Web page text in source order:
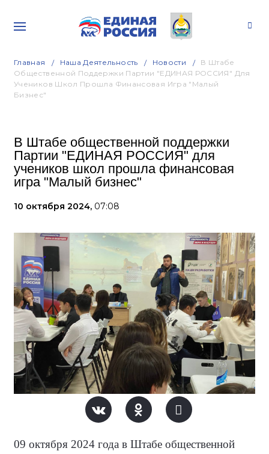
Главная Наша Деятельность Новости
В Штабе
Общественной Поддержки Партии "ЕДИНАЯ РОССИЯ" Для
Учеников Школ Прошла Финансовая Игра "Малый
Бизнес"
В Штабе общественной поддержки
Партии "ЕДИНАЯ РОССИЯ" для
учеников школ прошла финансовая
игра "Малый бизнес"
10 октября 2024, 07:08
09 октября 2024 года в Штабе общественной